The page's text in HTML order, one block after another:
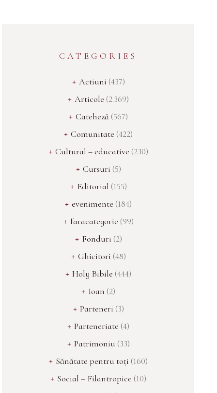
CATEGORIES
Actiuni (437)
Articole (2.369)
Cateheză (567)
Comunitate (422)
Cultural – educative (230)
Cursuri (5)
Editorial (155)
evenimente (184)
faracategorie (99)
Fonduri (2)
Ghicitori (48)
Holy Bibile (444)
Ioan (2)
Parteneri (3)
Parteneriate (4)
Patrimoniu (33)
Sănătate pentru toți (160)
Social – Filantropice (10)